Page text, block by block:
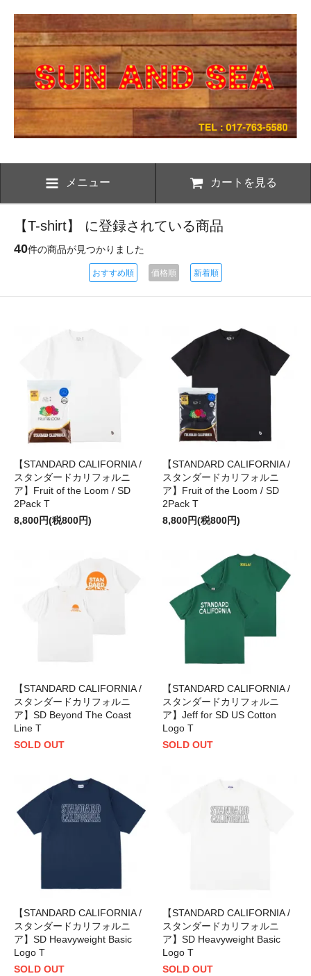
メニュー カートを見る
【T-shirt】 に登録されている商品
40件の商品が見つかりました
おすすめ順 価格順 新着順
【STANDARD CALIFORNIA /
スタンダードカリフォルニ
ア】Fruit of the Loom / SD
2Pack T
8,800円(税800円)
【STANDARD CALIFORNIA /
スタンダードカリフォルニ
ア】Fruit of the Loom / SD
2Pack T
8,800円(税800円)
【STANDARD CALIFORNIA /
スタンダードカリフォルニ
ア】SD Beyond The Coast
Line T
SOLD OUT
【STANDARD CALIFORNIA /
スタンダードカリフォルニ
ア】Jeff for SD US Cotton
Logo T
SOLD OUT
【STANDARD CALIFORNIA /
スタンダードカリフォルニ
ア】SD Heavyweight Basic
Logo T
SOLD OUT
【STANDARD CALIFORNIA /
スタンダードカリフォルニ
ア】SD Heavyweight Basic
Logo T
SOLD OUT